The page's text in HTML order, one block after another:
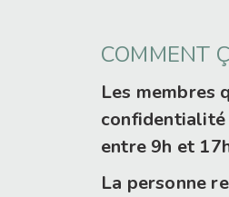
COMMENT
Les membres
confidentialité
entre 9h et
La personne